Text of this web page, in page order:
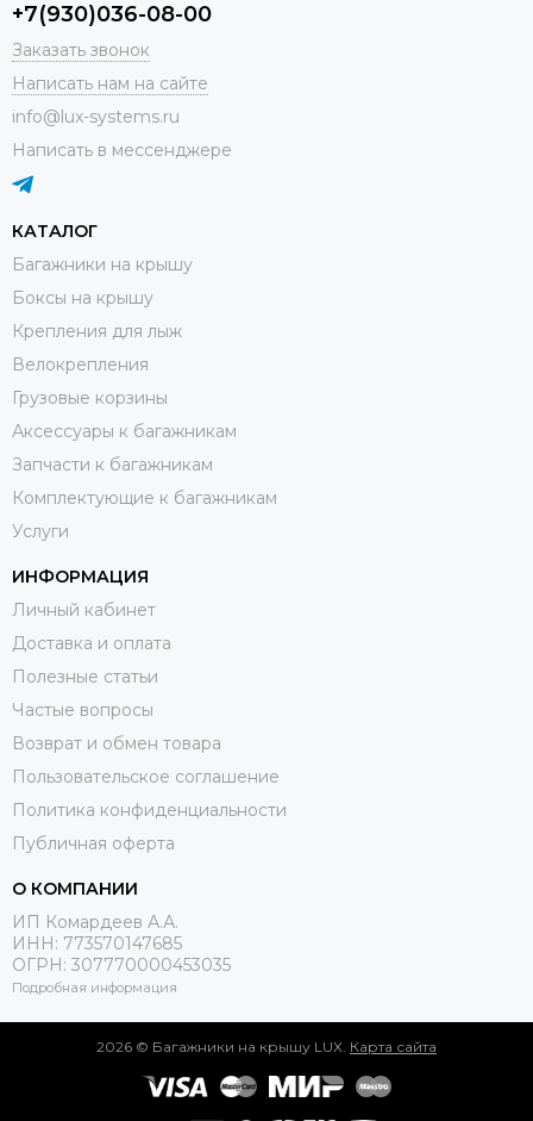
+7(930)036-08-00
Заказать звонок
Написать нам на сайте
info@lux-systems.ru
Написать в мессенджере
КАТАЛОГ
Багажники на крышу
Боксы на крышу
Крепления для лыж
Велокрепления
Грузовые корзины
Аксессуары к багажникам
Запчасти к багажникам
Комплектующие к багажникам
Услуги
ИНФОРМАЦИЯ
Личный кабинет
Доставка и оплата
Полезные статьи
Частые вопросы
Возврат и обмен товара
Пользовательское соглашение
Политика конфиденциальности
Публичная оферта
О КОМПАНИИ
ИП Комардеев А.А.
ИНН: 773570147685
ОГРН: 307770000453035
Подробная информация
2026 © Багажники на крышу LUX. Карта сайта